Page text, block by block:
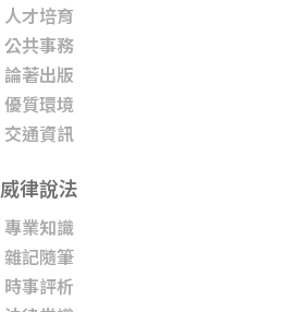
人才培育
公共事務
論著出版
優質環境
交通資訊
威律說法
專業知識
雜記隨筆
時事評析